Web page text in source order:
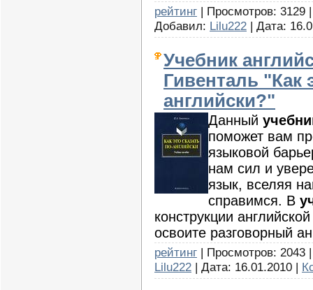
рейтинг | Просмотров: 3129
Добавил: Lilu222 | Дата:
Учебник
Гивенталь "Как
английски?"
Данный
поможет вам
языковой
нам сил и
язык, вселяя
справимся. В
конструкции
освоите разговорный
рейтинг | Просмотров: 2043
Lilu222 | Дата: 16.01.2010 |